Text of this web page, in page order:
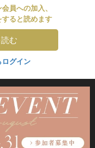
員への加入、
ると読めます
む
ログイン